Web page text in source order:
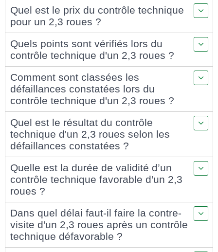
Quel est le prix du contrôle technique
pour un 2,3 roues ?
Quels points sont vérifiés lors du
contrôle technique d'un 2,3 roues ?
Comment sont classées les
défaillances constatées lors du
contrôle technique d'un 2,3 roues ?
Quel est le résultat du contrôle
technique d'un 2,3 roues selon les
défaillances constatées ?
Quelle est la durée de validité d’un
contrôle technique favorable d'un 2,3
roues ?
Dans quel délai faut-il faire la contre-
visite d'un 2,3 roues après un contrôle
technique défavorable ?